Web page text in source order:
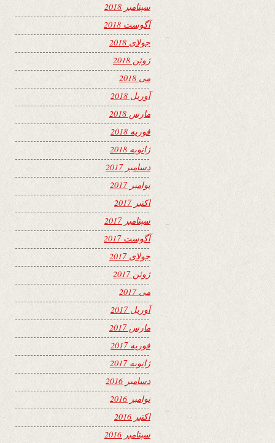
سپتامبر 2018
آگوست 2018
جولای 2018
ژوئن 2018
می 2018
آوریل 2018
مارس 2018
فوریه 2018
ژانویه 2018
دسامبر 2017
نوامبر 2017
اکتبر 2017
سپتامبر 2017
آگوست 2017
جولای 2017
ژوئن 2017
می 2017
آوریل 2017
مارس 2017
فوریه 2017
ژانویه 2017
دسامبر 2016
نوامبر 2016
اکتبر 2016
سپتامبر 2016